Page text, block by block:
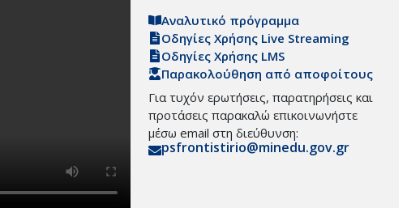
Αναλυτικό πρόγραμμα
Οδηγίες Χρήσης Live Streaming
Οδηγίες Χρήσης LMS
Παρακολούθηση από αποφοίτους
Για τυχόν ερωτήσεις, παρατηρήσεις και
προτάσεις παρακαλώ επικοινωνήστε
μέσω email στη διεύθυνση:
psfrontistirio@minedu.gov.gr